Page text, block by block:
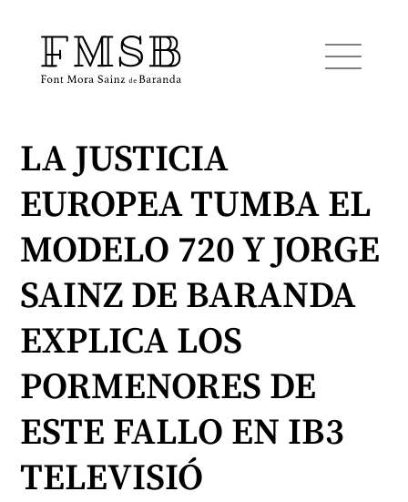
Inicio
Font Mora Sainz de Baranda
Servicios
Noticias
¿En qué podemos ayudarte?
LA JUSTICIA
EUROPEA TUMBA EL
MODELO 720 Y JORGE
SAINZ DE BARANDA
EXPLICA LOS
PORMENORES DE
ESTE FALLO EN IB3
TELEVISIÓ